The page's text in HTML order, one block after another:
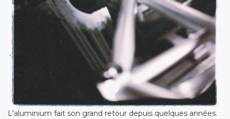
L'aluminium fait son grand retour depuis quelques années.